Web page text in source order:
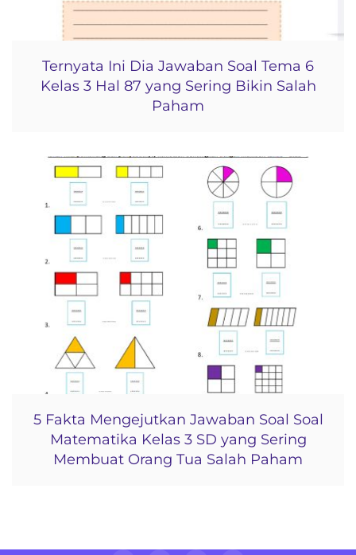
Ternyata Ini Dia Jawaban Soal Tema 6
Kelas 3 Hal 87 yang Sering Bikin Salah
Paham
5 Fakta Mengejutkan Jawaban Soal Soal
Matematika Kelas 3 SD yang Sering
Membuat Orang Tua Salah Paham